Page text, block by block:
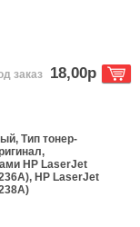
заказ 18,00р
, Типтонер-
,
HP LaserJet
HP LaserJet